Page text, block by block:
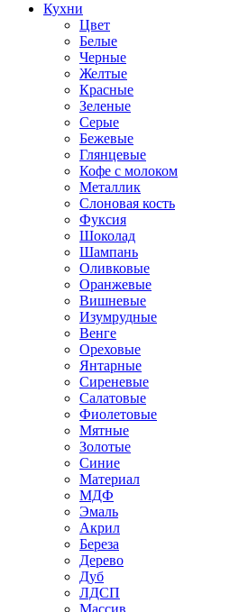
Кухни
Цвет
Белые
Черные
Желтые
Красные
Зеленые
Серые
Бежевые
Глянцевые
Кофе с молоком
Металлик
Слоновая кость
Фуксия
Шоколад
Шампань
Оливковые
Оранжевые
Вишневые
Изумрудные
Венге
Ореховые
Янтарные
Сиреневые
Салатовые
Фиолетовые
Мятные
Золотые
Синие
Материал
МДФ
Эмаль
Акрил
Береза
Дерево
Дуб
ЛДСП
Массив